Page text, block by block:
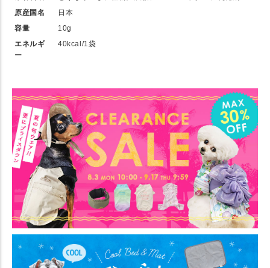
原産国名
日本
容量
10g
エネルギ
ー
40kcal/1袋